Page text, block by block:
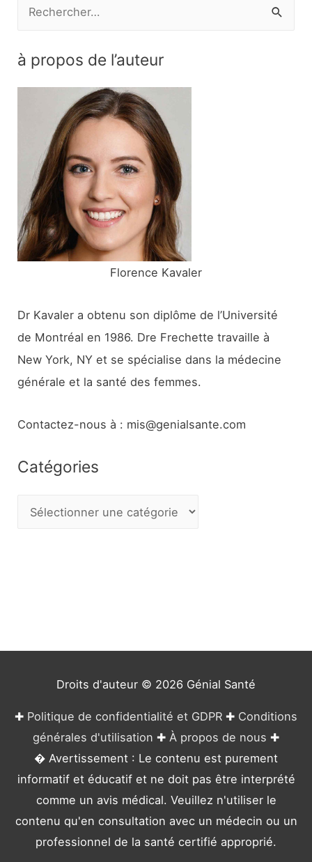
h
:
à propos de l’auteur
Florence Kavaler
Dr Kavaler a obtenu son diplôme de l’Université
de Montréal en 1986. Dre Frechette travaille à
New York, NY et se spécialise dans la médecine
générale et la santé des femmes.
Contactez-nous à : mis@genialsante.com
Catégories
Droits d'auteur © 2026 Génial Santé
✚ Politique de confidentialité et GDPR ✚ Conditions
générales d'utilisation ✚ À propos de nous ✚
� Avertissement : Le contenu est purement
informatif et éducatif et ne doit pas être interprété
comme un avis médical. Veuillez n'utiliser le
contenu qu'en consultation avec un médecin ou un
professionnel de la santé certifié approprié.